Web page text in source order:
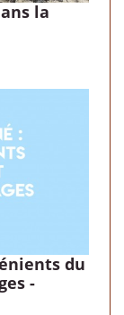
la
du
-